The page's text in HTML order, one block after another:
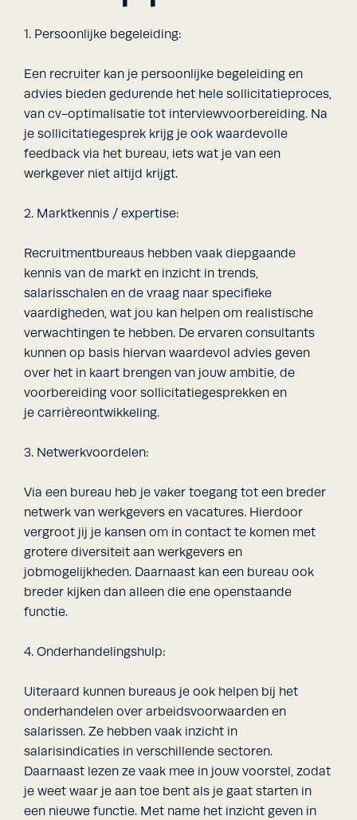
1. Persoonlijke begeleiding:
Een recruiter kan je persoonlijke begeleiding en
advies bieden gedurende het hele sollicitatieproces,
van cv-optimalisatie tot interviewvoorbereiding. Na
je sollicitatiegesprek krijg je ook waardevolle
feedback via het bureau, iets wat je van een
werkgever niet altijd krijgt.
2. Marktkennis / expertise:
Recruitmentbureaus hebben vaak diepgaande
kennis van de markt en inzicht in trends,
salarisschalen en de vraag naar specifieke
vaardigheden, wat jou kan helpen om realistische
verwachtingen te hebben. De ervaren consultants
kunnen op basis hiervan waardevol advies geven
over het in kaart brengen van jouw ambitie, de
voorbereiding voor sollicitatiegesprekken en
je carrièreontwikkeling.
3. Netwerkvoordelen:
Via een bureau heb je vaker toegang tot een breder
netwerk van werkgevers en vacatures. Hierdoor
vergroot jij je kansen om in contact te komen met
grotere diversiteit aan werkgevers en
jobmogelijkheden. Daarnaast kan een bureau ook
breder kijken dan alleen die ene openstaande
functie.
4. Onderhandelingshulp:
Uiteraard kunnen bureaus je ook helpen bij het
onderhandelen over arbeidsvoorwaarden en
salarissen. Ze hebben vaak inzicht in
salarisindicaties in verschillende sectoren.
Daarnaast lezen ze vaak mee in jouw voorstel, zodat
je weet waar je aan toe bent als je gaat starten in
een nieuwe functie. Met name het inzicht geven in